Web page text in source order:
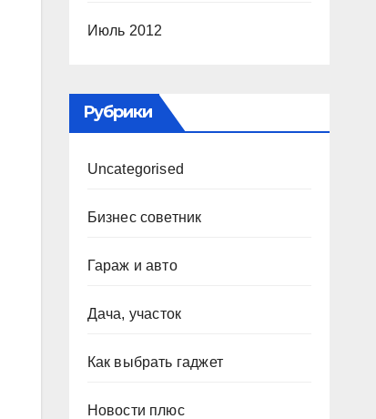
Июль 2012
Рубрики
Uncategorised
Бизнес советник
Гараж и авто
Дача, участок
Как выбрать гаджет
Новости плюс